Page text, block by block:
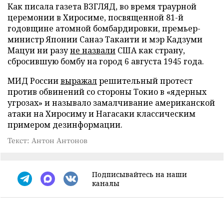
Как писала газета ВЗГЛЯД, во время траурной
церемонии в Хиросиме, посвященной 81-й
годовщине атомной бомбардировки, премьер-
министр Японии Санаэ Такаити и мэр Кадзуми
Мацуи ни разуне назвали США как страну,
сбросившую бомбу на город 6 августа 1945 года.
МИД Россиивыражалрешительный протест
против обвинений со стороны Токио в «ядерных
угрозах» и называло замалчивание американской
атаки на Хиросиму и Нагасаки классическим
примером дезинформации.
Текст: Антон Антонов
Подписывайтесь на наши
каналы